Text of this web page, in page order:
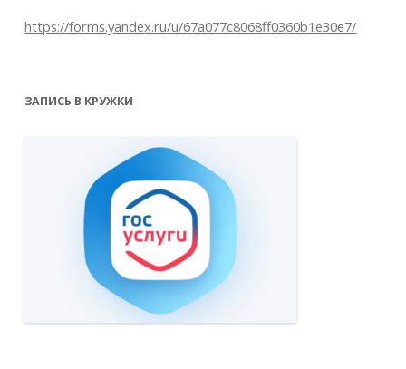
https://forms.yandex.ru/u/67a077c8068ff0360b1e30e7/
ЗАПИСЬ В КРУЖКИ